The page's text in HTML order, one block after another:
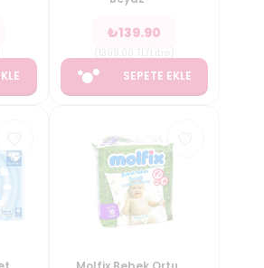
₺139.90
SEPETE EKLE